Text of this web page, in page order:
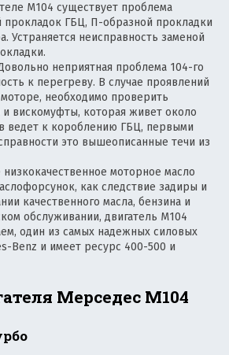
М104 существует проблема
прокладок ГБЦ, П-образной прокладки
Устраняется неисправность заменой
неприятная проблема 104-го
к перегреву. В случае проявлений
необходимо проверить
и вискомуфты, которая живет около
ведет к короблению ГБЦ, первыми
это вышеописанные течи из
моторное масло
как следствие задиры и
качественного масла, бензина и
обслуживании, двигатель М104
один из самых надежных силовых
Benz и имеет ресурс 400-500 и
Мерседес М104